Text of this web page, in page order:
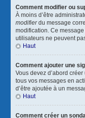
Comment modifier ou
À moins d’être
modifierdu message
modification. Ce
utilisateurs ne peuvent
Haut
Comment ajouter une
Vous devez d’abord
tous vos messages en
d’être ajoutée à un
Haut
Comment créer un